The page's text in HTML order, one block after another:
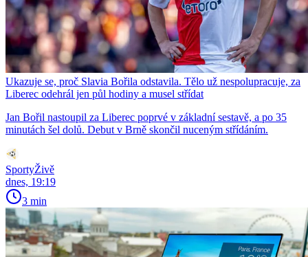
Ukazuje se, proč Slavia Bořila odstavila. Tělo už nespolupracuje, za
Liberec odehrál jen půl hodiny a musel střídat
Jan Bořil nastoupil za Liberec poprvé v základní sestavě, a po 35
minutách šel dolů. Debut v Brně skončil nuceným střídáním.
SportyŽivě
dnes, 19:19
3 min